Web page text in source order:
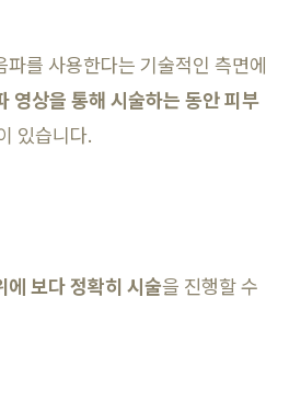
파를 사용한다는 기술적인 측면에
영상을 통해 시술하는 동안 피부
있습니다.
에 보다 정확히 시술을 진행할 수